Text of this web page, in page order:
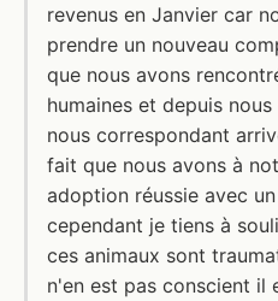
revenus en Janvier car
prendre un nouveau
que nous avons
humaines et depuis
nous correspondant
fait que nous avons à
adoption réussie avec
cependant je tiens à
ces animaux sont
n'en est pas conscient il